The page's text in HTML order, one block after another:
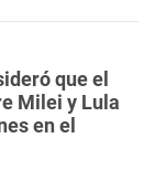
que el
Milei y Lula
en el